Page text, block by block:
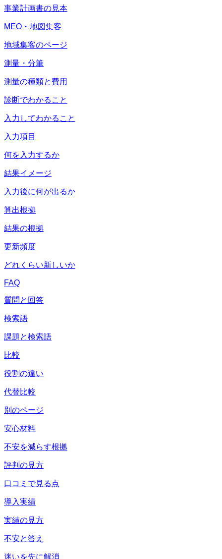
事業計画書の見本
MEO・地図集客
地域集客のページ
測量・分筆
測量の種類と費用
診断でわかること
入力してわかること
入力項目
何を入力するか
結果イメージ
入力後に何が出るか
算出根拠
結果の根拠
更新頻度
どれくらい新しいか
FAQ
質問と回答
検索語
課題と検索語
比較
役割の違い
代替比較
別のページ
安心材料
不安を減らす根拠
評判の見方
口コミで見る点
導入実績
実績の見方
不安と答え
迷いを先に解消